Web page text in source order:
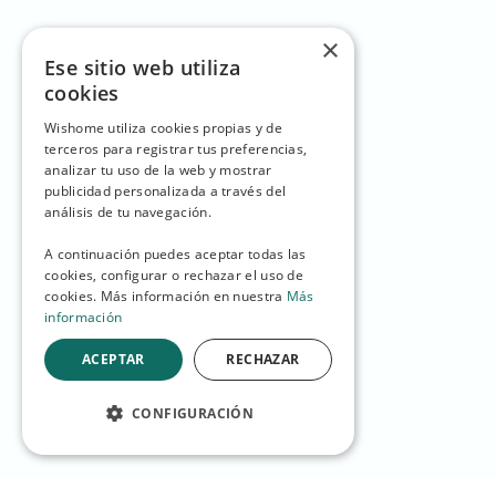
×
Ese sitio web utiliza
cookies
Wishome utiliza cookies propias y de
terceros para registrar tus preferencias,
analizar tu uso de la web y mostrar
publicidad personalizada a través del
análisis de tu navegación.
A continuación puedes aceptar todas las
cookies, configurar o rechazar el uso de
cookies. Más información en nuestra Más
información
ACEPTAR RECHAZAR
CONFIGURACIÓN